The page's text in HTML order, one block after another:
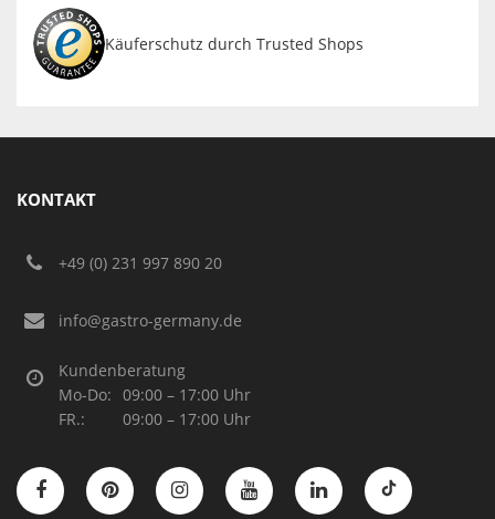
Käuferschutz durch Trusted Shops
KONTAKT
+49 (0) 231 997 890 20
info@gastro-germany.de
Kundenberatung
Mo-Do: 09:00 – 17:00 Uhr
FR.:
09:00 – 17:00 Uhr